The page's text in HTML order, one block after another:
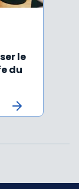
le
du